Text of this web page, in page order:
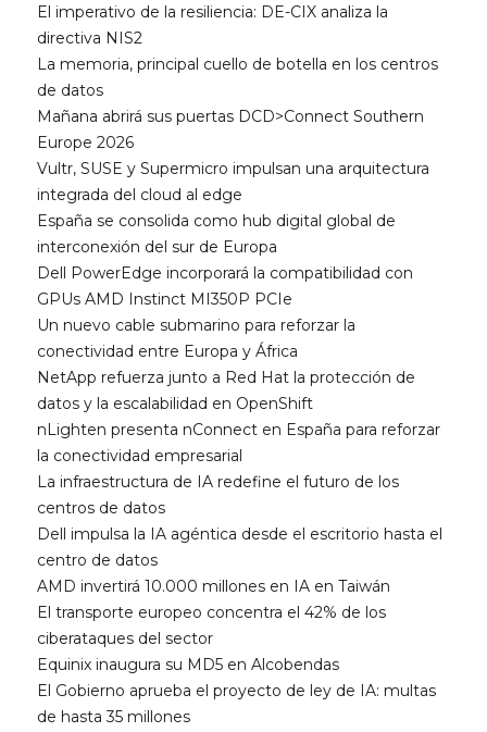
El imperativo de la resiliencia: DE-CIX analiza la
directiva NIS2
La memoria, principal cuello de botella en los centros
de datos
Mañana abrirá sus puertas DCD>Connect Southern
Europe 2026
Vultr, SUSE y Supermicro impulsan una arquitectura
integrada del cloud al edge
España se consolida como hub digital global de
interconexión del sur de Europa
Dell PowerEdge incorporará la compatibilidad con
GPUs AMD Instinct MI350P PCIe
Un nuevo cable submarino para reforzar la
conectividad entre Europa y África
NetApp refuerza junto a Red Hat la protección de
datos y la escalabilidad en OpenShift
nLighten presenta nConnect en España para reforzar
la conectividad empresarial
La infraestructura de IA redefine el futuro de los
centros de datos
Dell impulsa la IA agéntica desde el escritorio hasta el
centro de datos
AMD invertirá 10.000 millones en IA en Taiwán
El transporte europeo concentra el 42% de los
ciberataques del sector
Equinix inaugura su MD5 en Alcobendas
El Gobierno aprueba el proyecto de ley de IA: multas
de hasta 35 millones